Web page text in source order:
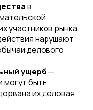
в
участников рынка.
нарушают
делового
ущерб —
могут быть
их деловая